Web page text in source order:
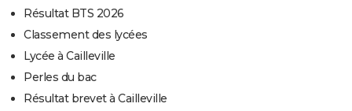
Résultat BTS 2026
Classement des lycées
Lycée à Cailleville
Perles du bac
Résultat brevet à Cailleville